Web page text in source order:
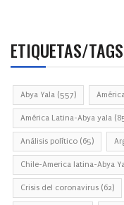
ETIQUETAS/TAGS
Abya Yala (557)
América Latina-Abya yala
Análisis político (65)
Chile-America latina-Abya
Crisis del coronavirus (62)